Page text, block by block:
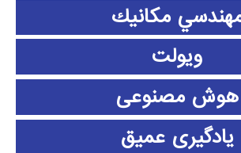
مكانيك
ویولت
هوش مصنوعی
یادگیری عمیق